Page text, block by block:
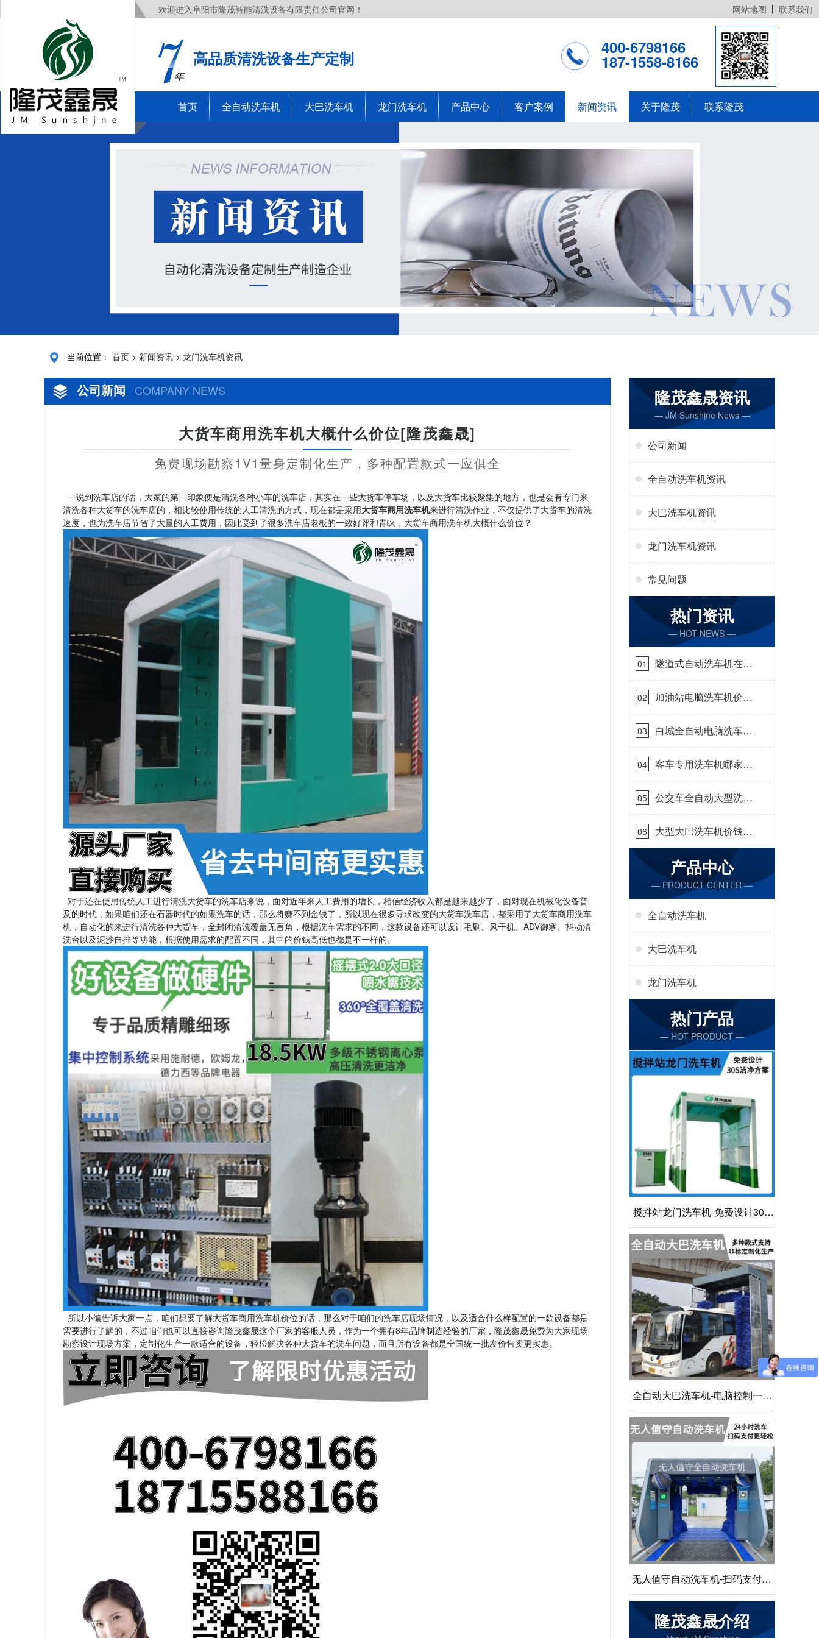
欢迎进入阜阳市隆茂智能清洗设备有限责任公司官网！ 网站地图 联系我们
年
高品质清洗设备生产定制
400-6798166
187-1558-8166
首页 全自动洗车机 大巴洗车机 龙门洗车机 产品中心 客户案例 新闻资讯 关于隆茂 联系隆茂
当前位置： 首页 > 新闻资讯 > 龙门洗车机资讯
公司新闻 COMPANY NEWS
大货车商用洗车机大概什么价位[隆茂鑫晟]
免费现场勘察1V1量身定制化生产，多种配置款式一应俱全
一说到洗车店的话，大家的第一印象便是清洗各种小车的洗车店，其实在一些大货车停车场，以及大货车比较聚集的地方，也是会有专门来
清洗各种大货车的洗车店的，相比较使用传统的人工清洗的方式，现在都是采用大货车商用洗车机来进行清洗作业，不仅提供了大货车的清洗
速度，也为洗车店节省了大量的人工费用，因此受到了很多洗车店老板的一致好评和青睐，大货车商用洗车机大概什么价位？
对于还在使用传统人工进行清洗大货车的洗车店来说，面对近年来人工费用的增长，相信经济收入都是越来越少了，面对现在机械化设备普
及的时代，如果咱们还在石器时代的如果洗车的话，那么将赚不到金钱了，所以现在很多寻求改变的大货车洗车店，都采用了大货车商用洗车
机，自动化的来进行清洗各种大货车，全封闭清洗覆盖无盲角，根据洗车需求的不同，这款设备还可以设计毛刷、风干机、ADV御寒、抖动清
洗台以及泥沙自排等功能，根据使用需求的配置不同，其中的价钱高低也都是不一样的。
所以小编告诉大家一点，咱们想要了解大货车商用洗车机价位的话，那么对于咱们的洗车店现场情况，以及适合什么样配置的一款设备都是
需要进行了解的，不过咱们也可以直接咨询隆茂鑫晟这个厂家的客服人员，作为一个拥有8年品牌制造经验的厂家，隆茂鑫晟免费为大家现场
勘察设计现场方案，定制化生产一款适合的设备，轻松解决各种大货车的洗车问题，而且所有设备都是全国统一批发价售卖更实惠。
隆茂鑫晟资讯
— JM Sunshjne News —
公司新闻
全自动洗车机资讯
大巴洗车机资讯
龙门洗车机资讯
常见问题
热门资讯
— HOT NEWS —
01
隧道式自动洗车机在哪
里购买[隆茂鑫晟]
02
加油站电脑洗车机价格
怎么样[隆茂鑫晟]
03
白城全自动电脑洗车
机-ADV防冻冬季正常
使用[隆茂鑫晟]
04
客车专用洗车机哪家的
好[隆茂鑫晟]
05
公交车全自动大型洗车
机什么价钱[隆茂鑫晟]
06
大型大巴洗车机价钱怎
么样[隆茂鑫晟]
产品中心
— PRODUCT CENTER —
全自动洗车机
大巴洗车机
龙门洗车机
热门产品
— HOT PRODUCT —
搅拌站龙门洗车机-免费设计30S
洁净方案[隆茂鑫晟]
全自动大巴洗车机-电脑控制一键
启动清洗[隆茂鑫晟]
无人值守自动洗车机-扫码支付24
小时不停机洗车[隆茂鑫晟]
隆茂鑫晟介绍